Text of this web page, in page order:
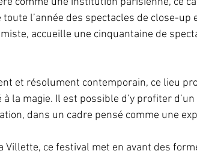
l’année des spectacles de close-up
accueille une cinquantaine de
et résolument contemporain, ce lieu
la magie. Il est possible d’y profiter
dans un cadre pensé comme une
Villette, ce festival met en avant des